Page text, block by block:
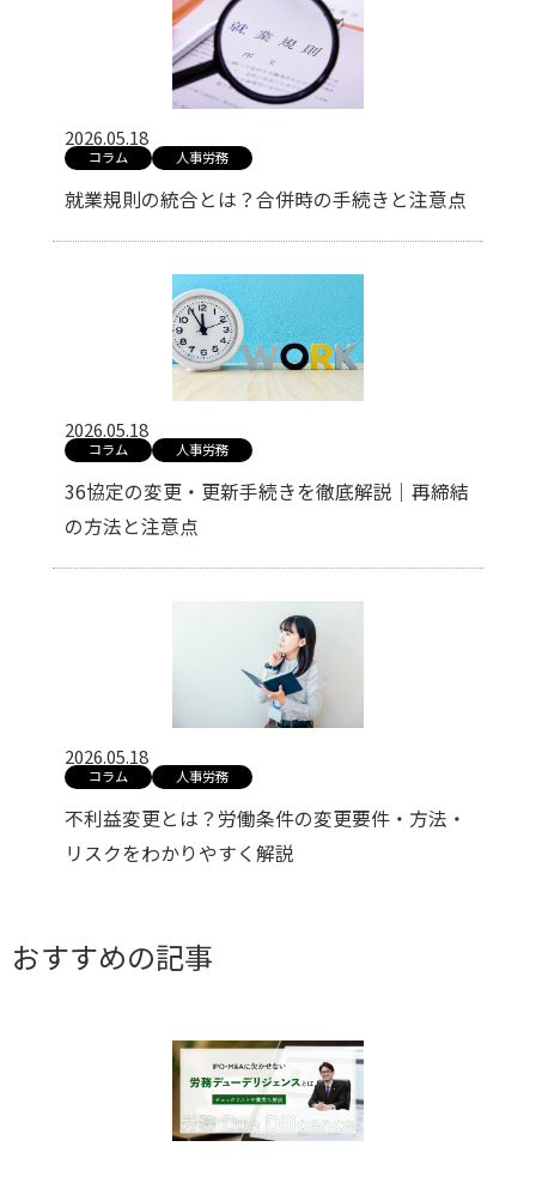
2026.05.18
コラム 人事労務
就業規則の統合とは？合併時の手続きと注意点
2026.05.18
コラム 人事労務
36協定の変更・更新手続きを徹底解説｜再締結
の方法と注意点
2026.05.18
コラム 人事労務
不利益変更とは？労働条件の変更要件・方法・
リスクをわかりやすく解説
おすすめの記事